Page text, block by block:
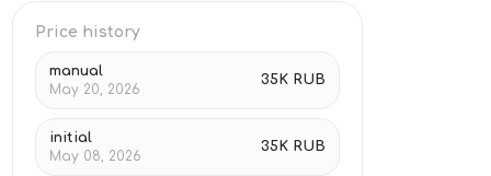
Price history
manual
May 20, 2026
35K RUB
initial
May 08, 2026
35K RUB